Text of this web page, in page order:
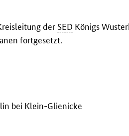
der SED Königs
fortgesetzt.
bei Klein-Glienicke